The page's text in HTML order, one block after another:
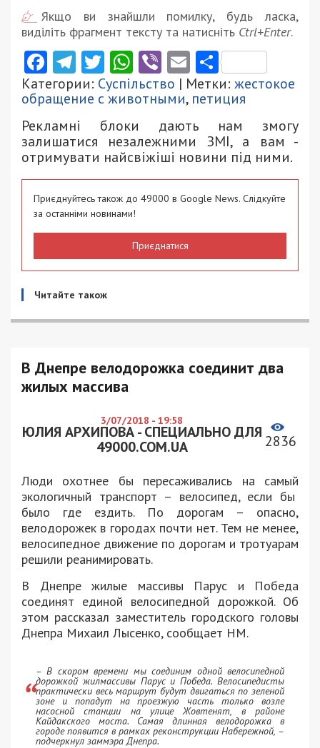
Якщо ви знайшли помилку, будь ласка,
виділіть фрагмент тексту та натисніть Ctrl+Enter.
Facebook
Telegram
Twitter
WhatsApp
ViberEmail
Категории: Суспільство | Метки: жестокое
обращение с животными, петиция
Рекламні блоки дають нам змогу
залишатися незалежними ЗМІ, а вам -
отримувати найсвіжіші новини під ними.
Приєднуйтесь також до 49000 в Google News. Слідкуйте
за останніми новинами!
Приєднатися
Читайте також
В Днепре велодорожка соединит два
жилых массива
3/07/2018 - 19:58
ЮЛИЯ АРХИПОВА - СПЕЦИАЛЬНО ДЛЯ
49000.COM.UA
2836
Люди охотнее бы пересаживались на самый
экологичный транспорт – велосипед, если бы
было где ездить. По дорогам – опасно,
велодорожек в городах почти нет. Тем не менее,
велосипедное движение по дорогам и тротуарам
решили реанимировать.
В Днепре жилые массивы Парус и Победа
соединят единой велосипедной дорожкой. Об
этом рассказал заместитель городского головы
Днепра Михаил Лысенко, сообщает НМ.
– В скором времени мы соединим одной велосипедной
дорожкой жилмассивы Парус и Победа. Велосипедисты
практически весь маршрут будут двигаться по зеленой
зоне и попадут на проезжую часть только возле
насосной станции на улице Жовтенят, в районе
Кайдакского моста. Самая длинная велодорожка в
городе появится в рамках реконструкции Набережной, –
подчеркнул заммэра Днепра.